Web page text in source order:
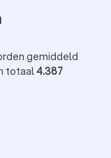
gemiddeld
totaal4.387